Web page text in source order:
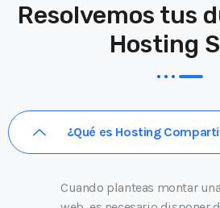
Resolvemos tus
Hosting
¿Qué es Hosting
Cuando planteas montar